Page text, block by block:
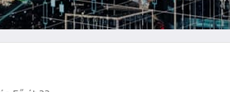
számára érhető el,